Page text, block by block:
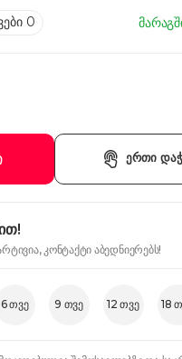
0
ერთი
კონტაქტი აბედნიერებს!
6 თვე 9 თვე 12 თვე 18